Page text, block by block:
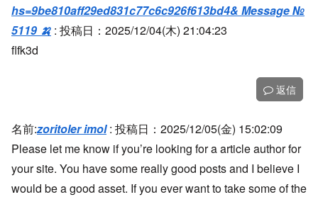
hs=9be810aff29ed831c77c6c926f613bd4& Message №
5119 🍌 : 投稿日：2025/12/04(木) 21:04:23
flfk3d
返信
名前:zoritoler imol: 投稿日：2025/12/05(金) 15:02:09
Please let me know if you’re looking for a article author for
your site. You have some really good posts and I believe I
would be a good asset. If you ever want to take some of the